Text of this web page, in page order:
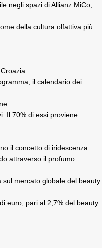
negli spazi di Allianz MiCo,
della cultura olfattiva più
il calendario dei
Il 70% di essi proviene
il concetto di iridescenza.
attraverso il profumo
sul mercato globale del beauty
euro, pari al 2,7% del beauty